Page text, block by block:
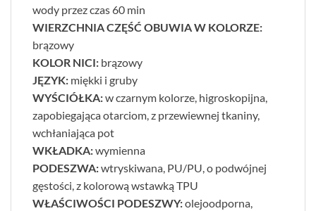
wody przez czas 60 min
WIERZCHNIA CZĘŚĆ OBUWIA W KOLORZE:
brązowy
KOLOR NICI: brązowy
JĘZYK: miękki i gruby
WYŚCIÓŁKA:w czarnym kolorze, higroskopijna,
zapobiegająca otarciom, z przewiewnej tkaniny,
wchłaniająca pot
WKŁADKA:wymienna
PODESZWA:wtryskiwana, PU/PU, o podwójnej
gęstości, z kolorową wstawką TPU
WŁAŚCIWOŚCI PODESZWY:olejoodporna,